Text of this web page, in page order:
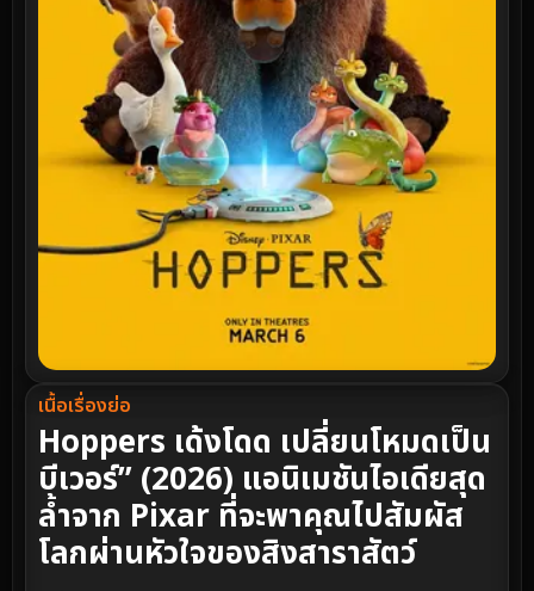
เนื้อเรื่องย่อ
Hoppers เด้งโดด เปลี่ยนโหมดเป็น
บีเวอร์” (2026) แอนิเมชันไอเดียสุด
ล้ำจาก Pixar ที่จะพาคุณไปสัมผัส
โลกผ่านหัวใจของสิงสาราสัตว์